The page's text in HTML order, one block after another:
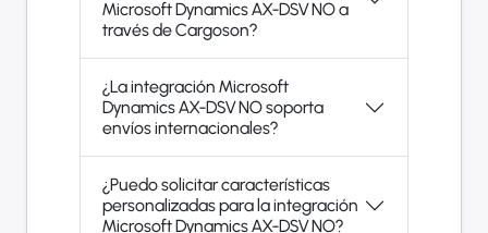
Microsoft Dynamics AX-DSV NO a
través de Cargoson?
¿La integración Microsoft
Dynamics AX-DSV NO soporta
envíos internacionales?
¿Puedo solicitar características
personalizadas para la integración
Microsoft Dynamics AX-DSV NO?